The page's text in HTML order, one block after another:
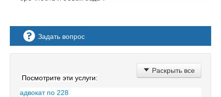
Задать вопрос
Раскрыть все
осуществляются закупки
Посмотрите эти услуги:
адвокат по 228